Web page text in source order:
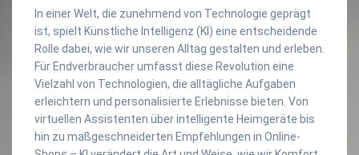
In einer Welt, die zunehmend von Technologie geprägt
ist, spielt Künstliche Intelligenz (KI) eine entscheidende
Rolle dabei, wie wir unseren Alltag gestalten und erleben.
Für Endverbraucher umfasst diese Revolution eine
Vielzahl von Technologien, die alltägliche Aufgaben
erleichtern und personalisierte Erlebnisse bieten. Von
virtuellen Assistenten über intelligente Heimgeräte bis
hin zu maßgeschneiderten Empfehlungen in Online-